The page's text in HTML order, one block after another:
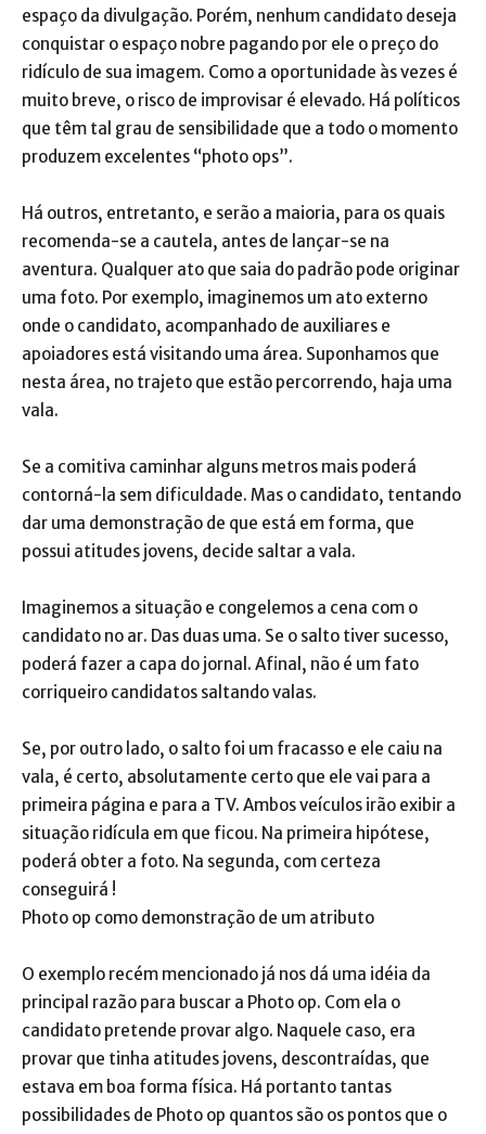
espaço da divulgação. Porém, nenhum candidato deseja
conquistar o espaço nobre pagando por ele o preço do
ridículo de sua imagem. Como a oportunidade às vezes é
muito breve, o risco de improvisar é elevado. Há políticos
que têm tal grau de sensibilidade que a todo o momento
produzem excelentes “photo ops”.
Há outros, entretanto, e serão a maioria, para os quais
recomenda-se a cautela, antes de lançar-se na
aventura. Qualquer ato que saia do padrão pode originar
uma foto. Por exemplo, imaginemos um ato externo
onde o candidato, acompanhado de auxiliares e
apoiadores está visitando uma área. Suponhamos que
nesta área, no trajeto que estão percorrendo, haja uma
vala.
Se a comitiva caminhar alguns metros mais poderá
contorná-la sem dificuldade. Mas o candidato, tentando
dar uma demonstração de que está em forma, que
possui atitudes jovens, decide saltar a vala.
Imaginemos a situação e congelemos a cena com o
candidato no ar. Das duas uma. Se o salto tiver sucesso,
poderá fazer a capa do jornal. Afinal, não é um fato
corriqueiro candidatos saltando valas.
Se, por outro lado, o salto foi um fracasso e ele caiu na
vala, é certo, absolutamente certo que ele vai para a
primeira página e para a TV. Ambos veículos irão exibir a
situação ridícula em que ficou. Na primeira hipótese,
poderá obter a foto. Na segunda, com certeza
conseguirá !
Photo op como demonstração de um atributo
O exemplo recém mencionado já nos dá uma idéia da
principal razão para buscar a Photo op. Com ela o
candidato pretende provar algo. Naquele caso, era
provar que tinha atitudes jovens, descontraídas, que
estava em boa forma física. Há portanto tantas
possibilidades de Photo op quantos são os pontos que o